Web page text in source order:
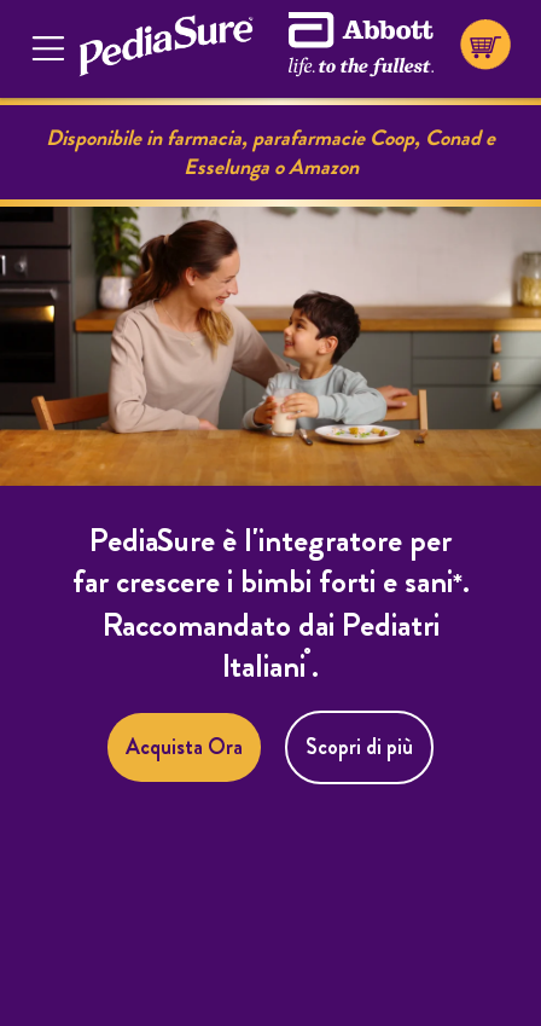
Disponibile in farmacia, parafarmacie Coop, Conad e
Esselunga o Amazon
PediaSure è l'integratore per
far crescere i bimbi forti e sani*.
Raccomandato dai Pediatri
Italiani°.
Acquista Ora Scopri di più